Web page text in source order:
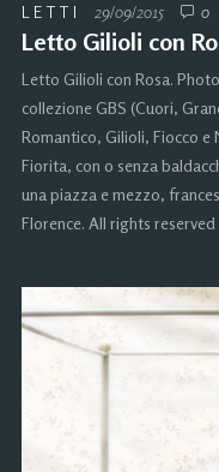
LETTI 29/09/2015 0
Letto Gilioli con
Letto Gilioli con Rosa.
collezione GBS (Cuori,
Romantico, Gilioli, Fiocco e
Fiorita, con o senza
una piazza e mezzo,
Florence. All rights reserved